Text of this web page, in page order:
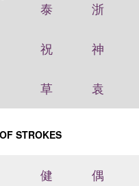
泰 浙
祝 神
草 袁
STROKES
健 偶